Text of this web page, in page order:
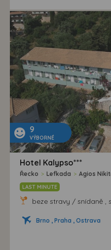
9
VÝBORNÉ
Hotel Kalypso***
Řecko > Lefkada > Agios
LAST MINUTE
beze stravy / snídaně ,
Brno , Praha , Ostrava